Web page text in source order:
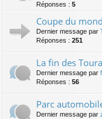
Réponses : 5
Coupe du
Dernier message par
Réponses : 251
La fin des
Dernier message par
Réponses : 56
Parc
Dernier message par